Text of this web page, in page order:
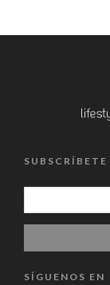
SUBSCRÍBETE
SÍGUENOS EN